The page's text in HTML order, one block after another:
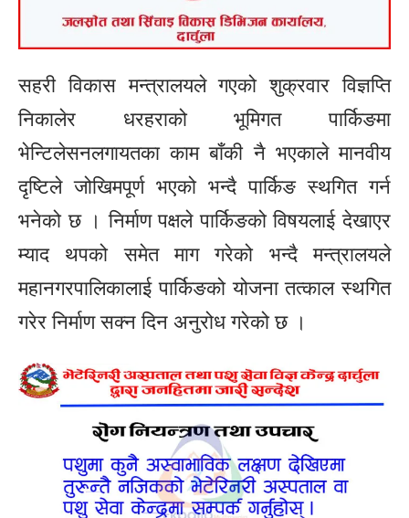
सहरी विकास मन्त्रालयले गएको शुक्रवार विज्ञप्ति
निकालेर धरहराको भूमिगत पार्किङमा
भेन्टिलेसनलगायतका काम बाँकी नै भएकाले मानवीय
दृष्टिले जोखिमपूर्ण भएको भन्दै पार्किङ स्थगित गर्न
भनेको छ । निर्माण पक्षले पार्किङको विषयलाई देखाएर
म्याद थपको समेत माग गरेको भन्दै मन्त्रालयले
महानगरपालिकालाई पार्किङको योजना तत्काल स्थगित
गरेर निर्माण सक्न दिन अनुरोध गरेको छ ।